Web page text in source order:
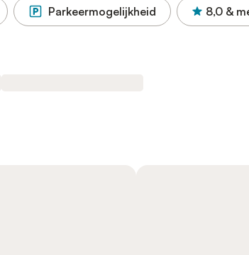
Parkeermogelijkheid 8,0 &